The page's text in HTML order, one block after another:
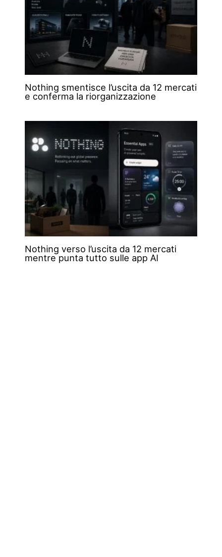
Nothing smentisce l’uscita da 12 mercati
e conferma la riorganizzazione
Nothing verso l’uscita da 12 mercati
mentre punta tutto sulle app AI